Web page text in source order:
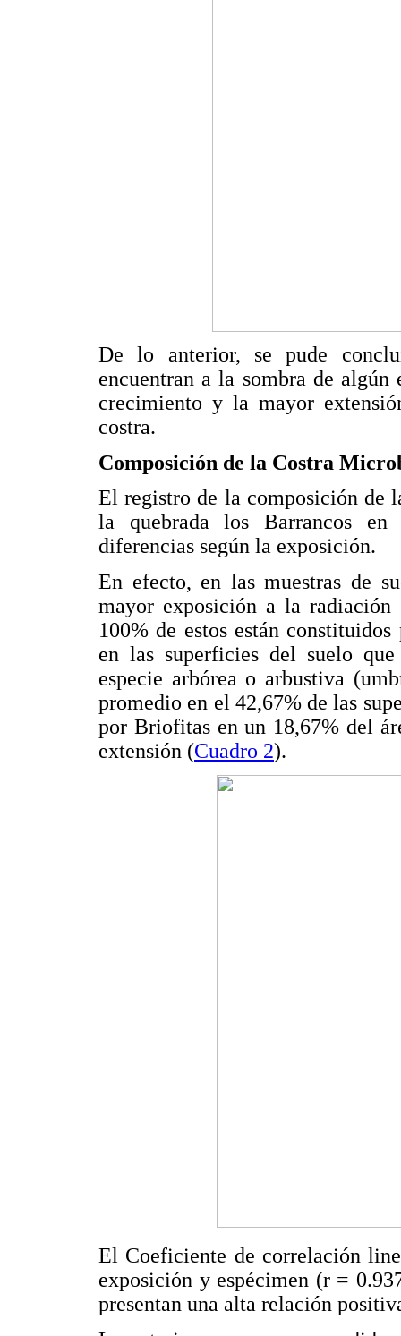
De lo anterior, se pude
encuentran a la sombra de
crecimiento y la mayor
costra.
Composición de la Costra
El registro de la composición de
la quebrada los Barrancos
diferencias según la exposición.
En efecto, en las muestras de
mayor exposición a la radiación
100% de estos están
en las superficies del suelo
especie arbórea o arbustiva
promedio en el 42,67% de las
por Briofitas en un 18,67% del
extensión (Cuadro 2).
El Coeficiente de correlación
exposición y espécimen (r =
presentan una alta relación